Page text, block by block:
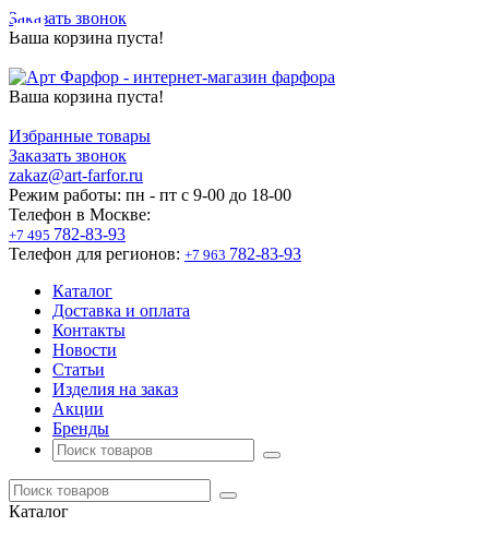
Заказать звонок
Ваша корзина пуста!
Ваша корзина пуста!
Избранные товары
Заказать звонок
zakaz@art-farfor.ru
Режим работы: пн - пт c 9-00 до 18-00
Телефон в Москве:
+7 495 782-83-93
Телефон для регионов: +7 963 782-83-93
Каталог
Доставка и оплата
Контакты
Новости
Статьи
Изделия на заказ
Акции
Бренды
Каталог